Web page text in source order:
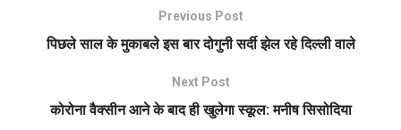
Previous Post
पिछले साल के मुकाबले इस बार दोगुनी सर्दी झेल रहे दिल्ली वाले
Next Post
कोरोना वैक्सीन आने के बाद ही खुलेगा स्कूल: मनीष सिसोदिया